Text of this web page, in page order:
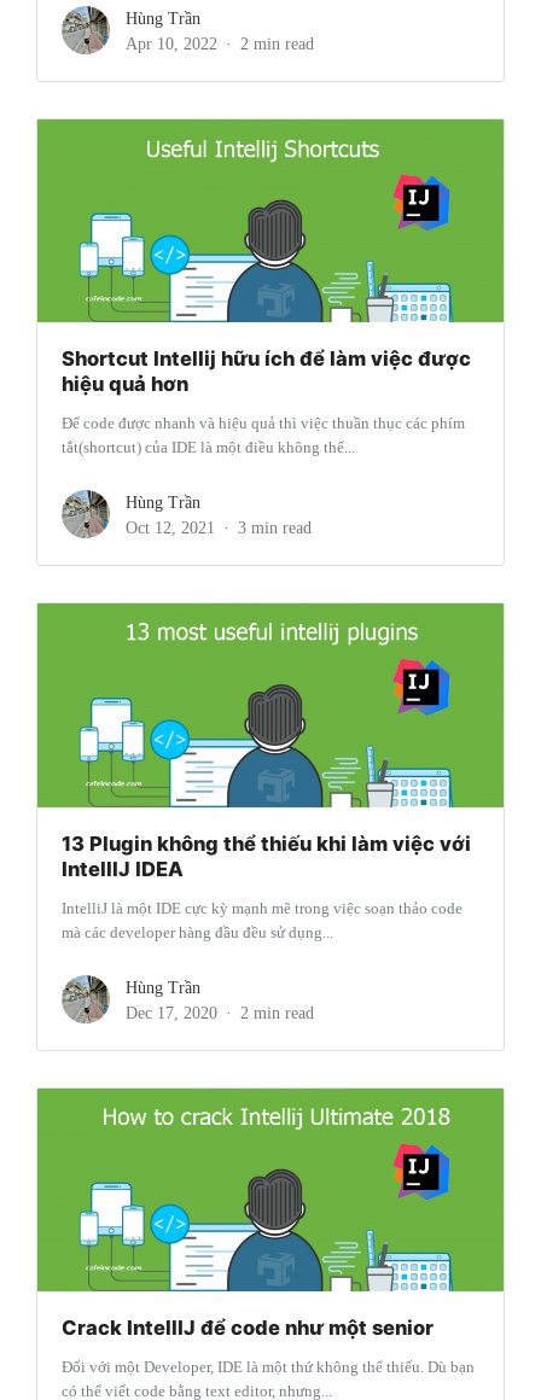
Hùng Trần
Apr 10, 2022
2 min read
Shortcut Intellij hữu ích để làm việc được
hiệu quả hơn
Để code được nhanh và hiệu quả thì việc thuần thục các phím
tắt(shortcut) của IDE là một điều không thể...
Hùng Trần
Oct 12, 2021
3 min read
13 Plugin không thể thiếu khi làm việc với
IntellIJ IDEA
IntelliJ là một IDE cực kỳ mạnh mẽ trong việc soạn thảo code
mà các developer hàng đầu đều sử dụng...
Hùng Trần
Dec 17, 2020
2 min read
Crack IntellIJ để code như một senior
Đối với một Developer, IDE là một thứ không thể thiếu. Dù bạn
có thể viết code bằng text editor, nhưng...